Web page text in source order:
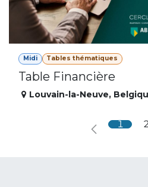
Midi Tables thématiques
Table Financière
Louvain-la-Neuve,
1